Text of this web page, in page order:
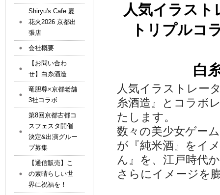
人気イラスト
トリプルコ
白
人気イラストレー
糸酒造』とコラボ
たします。
数々の美少女ゲー
が『純米酒』をイ
ん』を、江戸時代
さらにイメージを
Shiryu's Cafe 夏
花火2026 京都出
張店
会社概要
【お問い合わ
せ】白糸酒造
竜胆尊×京都老舗
3社コラボ
第8回京都古都コ
スフェスタ開催
決定&出演グルー
プ募集
【通信販売】こ
の素晴らしい世
界に祝福を！